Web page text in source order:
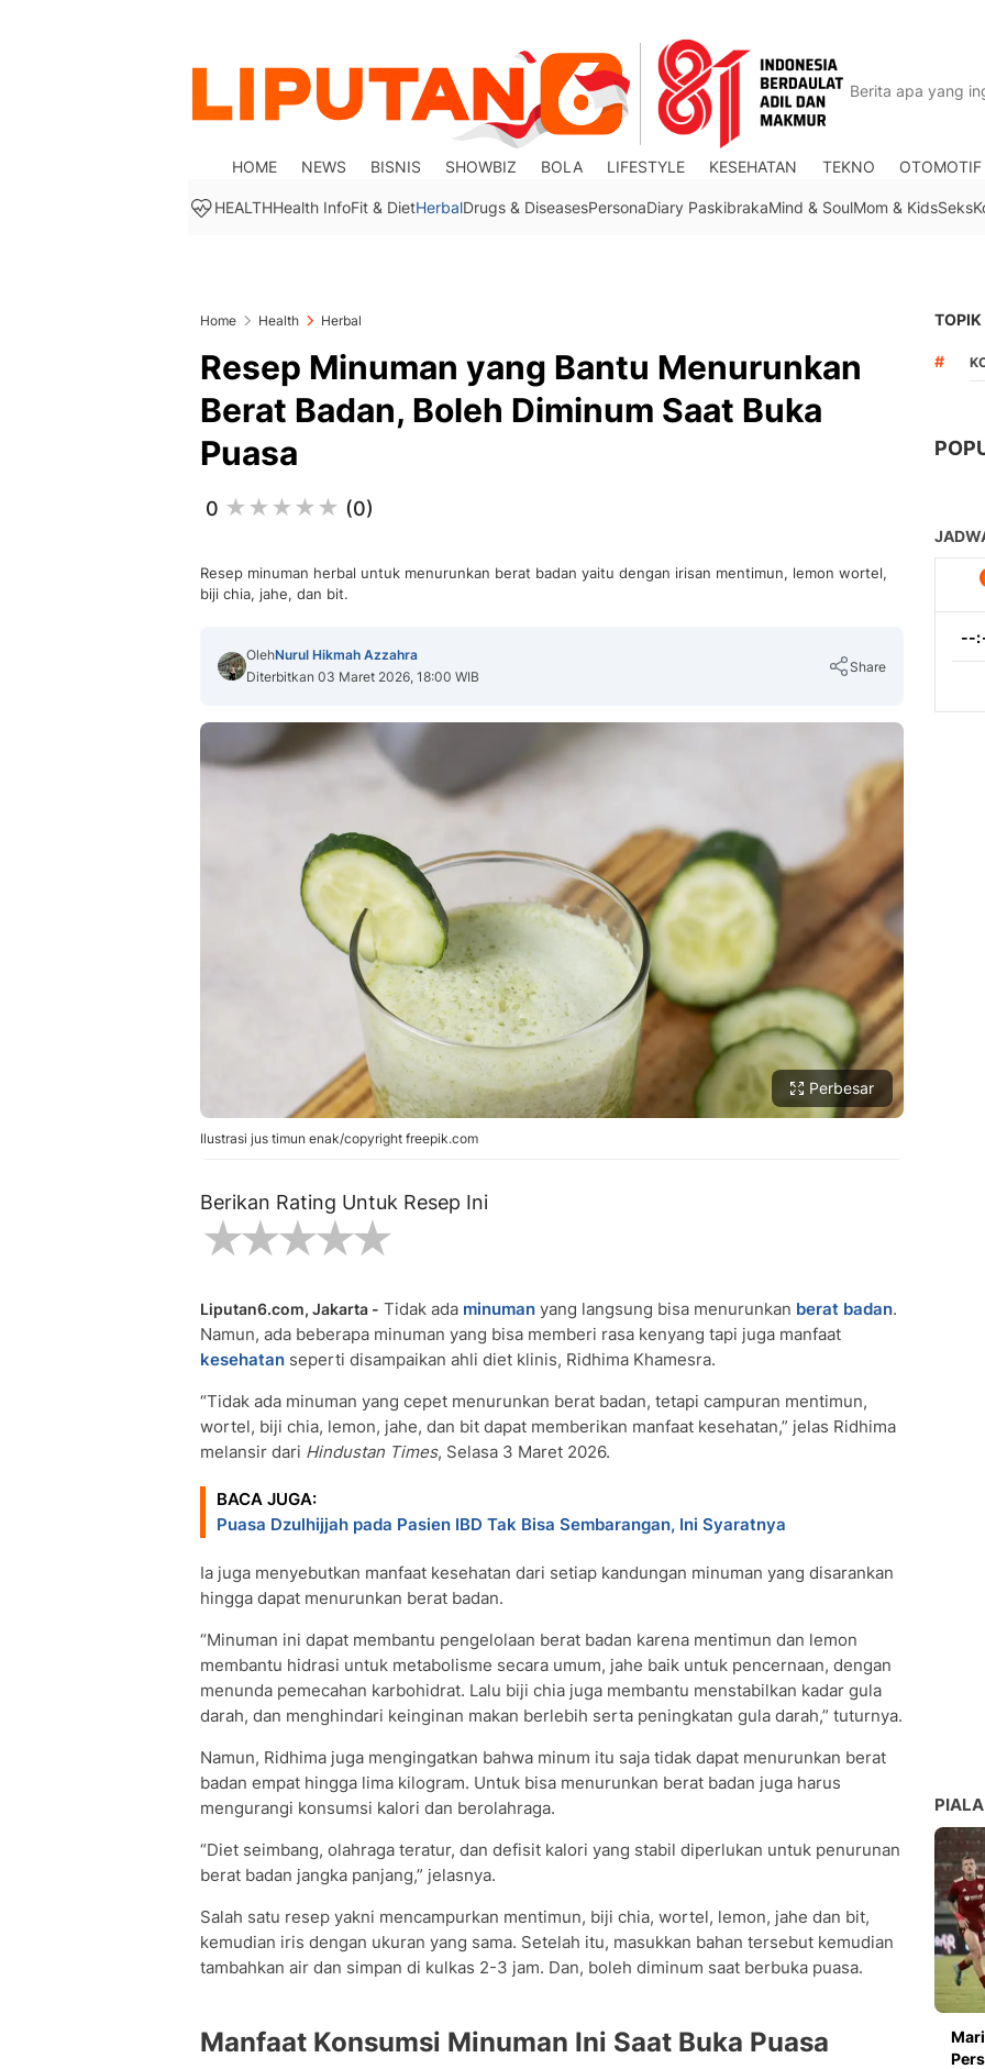
HOME NEWS BISNIS SHOWBIZ BOLA LIFESTYLE KESEHATAN TEKNO OTOMOTIF
HEALTHHealth InfoFit & DietHerbalDrugs & DiseasesPersonaDiary PaskibrakaMind & SoulMom & KidsSeks
Home Health Herbal
Resep Minuman yang Bantu Menurunkan
Berat Badan, Boleh Diminum Saat Buka
Puasa
0 (0)
Resep minuman herbal untuk menurunkan berat badan yaitu dengan irisan mentimun, lemon wortel,
biji chia, jahe, dan bit.
OlehNurul Hikmah Azzahra
Diterbitkan 03 Maret 2026, 18:00 WIB
Share
Copy Link
Perbesar
Ilustrasi jus timun enak/copyright freepik.com
Berikan Rating Untuk Resep Ini
SUBMIT REVIEW
Liputan6.com, Jakarta - Tidak ada minuman yang langsung bisa menurunkan berat badan.
Namun, ada beberapa minuman yang bisa memberi rasa kenyang tapi juga manfaat
kesehatan seperti disampaikan ahli diet klinis, Ridhima Khamesra.
“Tidak ada minuman yang cepet menurunkan berat badan, tetapi campuran mentimun,
wortel, biji chia, lemon, jahe, dan bit dapat memberikan manfaat kesehatan,” jelas Ridhima
melansir dari Hindustan Times, Selasa 3 Maret 2026.
BACA JUGA:
Puasa Dzulhijjah pada Pasien IBD Tak Bisa Sembarangan, Ini Syaratnya
Ia juga menyebutkan manfaat kesehatan dari setiap kandungan minuman yang disarankan
hingga dapat menurunkan berat badan.
“Minuman ini dapat membantu pengelolaan berat badan karena mentimun dan lemon
membantu hidrasi untuk metabolisme secara umum, jahe baik untuk pencernaan, dengan
menunda pemecahan karbohidrat. Lalu biji chia juga membantu menstabilkan kadar gula
darah, dan menghindari keinginan makan berlebih serta peningkatan gula darah,” tuturnya.
Namun, Ridhima juga mengingatkan bahwa minum itu saja tidak dapat menurunkan berat
badan empat hingga lima kilogram. Untuk bisa menurunkan berat badan juga harus
mengurangi konsumsi kalori dan berolahraga.
“Diet seimbang, olahraga teratur, dan defisit kalori yang stabil diperlukan untuk penurunan
berat badan jangka panjang,” jelasnya.
Salah satu resep yakni mencampurkan mentimun, biji chia, wortel, lemon, jahe dan bit,
kemudian iris dengan ukuran yang sama. Setelah itu, masukkan bahan tersebut kemudian
tambahkan air dan simpan di kulkas 2-3 jam. Dan, boleh diminum saat berbuka puasa.
Manfaat Konsumsi Minuman Ini Saat Buka Puasa
TOPIK
#